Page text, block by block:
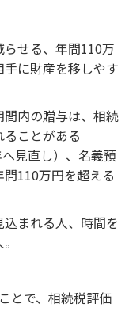
せる、年間110万
に財産を移しやす
内の贈与は、相続
ことがある
見直し）、名義預
110万円を超える
まれる人、時間を
とで、相続税評価